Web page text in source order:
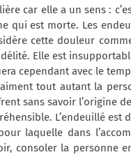
car elle a un sens :
qui est morte. Les
cette douleur
Elle est
cependant avec le
tout autant la
sans savoir l’origine
L’endeuillé
laquelle dans
consoler la personne